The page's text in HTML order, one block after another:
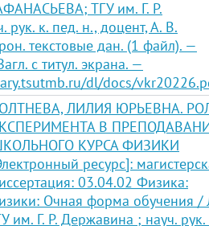
ТГУ им. Г. Р.
рук. к. пед. н., доцент, А. В.
текстовые дан. (1 файл). —
с титул. экрана. —
dl/docs/
ЛИЛИЯ ЮРЬЕВНА.
В
КУРСА ФИЗИКИ
ресурс]:
03.04.02 Физика:
Очная форма обучения /
Г. Р. Державина ; науч. рук.